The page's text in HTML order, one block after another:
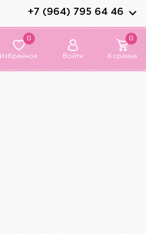
+7 (964) 795 64 46
0
Избранное Войти
0
Корзина